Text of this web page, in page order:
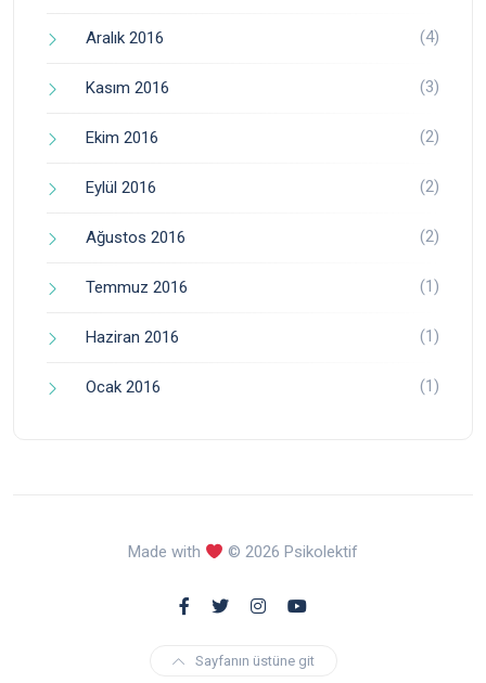
Aralık 2016 (4)
Kasım 2016 (3)
Ekim 2016 (2)
Eylül 2016 (2)
Ağustos 2016 (2)
Temmuz 2016 (1)
Haziran 2016 (1)
Ocak 2016 (1)
Made with © 2026 Psikolektif
Sayfanın üstüne git